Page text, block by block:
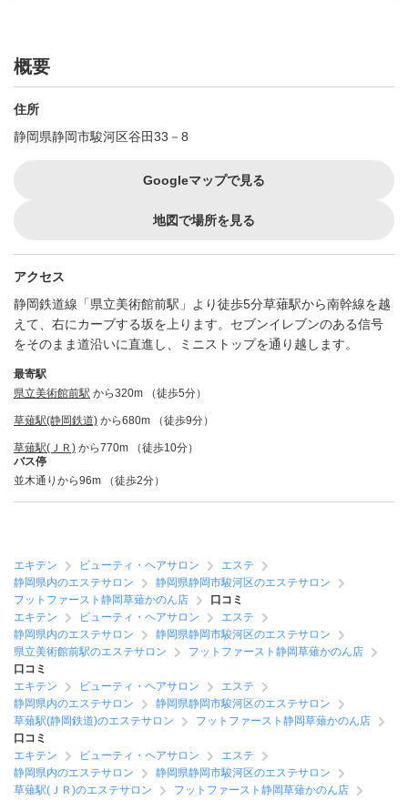
概要
住所
静岡県静岡市駿河区谷田33－8
Googleマップで見る
地図で場所を見る
アクセス
静岡鉄道線「県立美術館前駅」より徒歩5分草薙駅から南幹線を越
えて、右にカーブする坂を上ります。セブンイレブンのある信号
をそのまま道沿いに直進し、ミニストップを通り越します。
最寄駅
県立美術館前駅 から320m （徒歩5分）
草薙駅(静岡鉄道) から680m （徒歩9分）
草薙駅(ＪＲ) から770m （徒歩10分）
バス停
並木通りから96m （徒歩2分）
エキテン ビューティ・ヘアサロン
エステ
静岡県内のエステサロン
静岡県静岡市駿河区のエステサロン
フットファースト静岡草薙かのん店
口コミ
エキテン
ビューティ・ヘアサロン
エステ
静岡県内のエステサロン
静岡県静岡市駿河区のエステサロン
県立美術館前駅のエステサロン
フットファースト静岡草薙かのん店
口コミ
エキテン
ビューティ・ヘアサロン
エステ
静岡県内のエステサロン
静岡県静岡市駿河区のエステサロン
草薙駅(静岡鉄道)のエステサロン
フットファースト静岡草薙かのん店
口コミ
エキテン
ビューティ・ヘアサロン
エステ
静岡県内のエステサロン
静岡県静岡市駿河区のエステサロン
草薙駅(ＪＲ)のエステサロン
フットファースト静岡草薙かのん店